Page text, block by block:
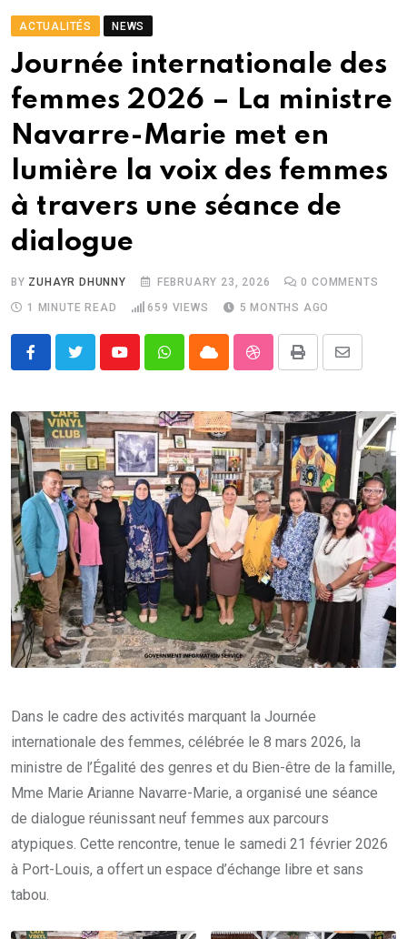
ACTUALITÉS NEWS
Journée internationale des
femmes 2026 – La ministre
Navarre-Marie met en
lumière la voix des femmes
à travers une séance de
dialogue
BY ZUHAYR DHUNNY FEBRUARY 23, 2026 0 COMMENTS
1 MINUTE READ
659 VIEWS 5 MONTHS AGO
YoutubeWhatsappCloud StumbleUpon
Print
Share
Email
Dans le cadre des activités marquant la Journée
internationale des femmes, célébrée le 8 mars 2026, la
ministre de l’Égalité des genres et du Bien-être de la famille,
Mme Marie Arianne Navarre-Marie, a organisé une séance
de dialogue réunissant neuf femmes aux parcours
atypiques. Cette rencontre, tenue le samedi 21 février 2026
à Port-Louis, a offert un espace d’échange libre et sans
tabou.